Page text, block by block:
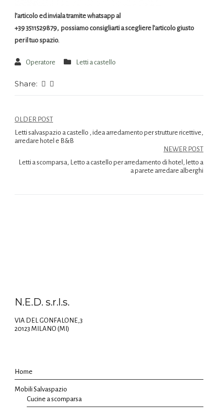
l’articolo ed inviala tramite whatsapp al
+39 3511529879, possiamo consigliarti a scegliere l’articolo giusto
per il tuo spazio.
Operatore Letti a castello
Share:
OLDER POST
Letti salvaspazio a castello , idea arredamento per strutture ricettive,
arredare hotel e B&B
NEWER POST
Letti a scomparsa, Letto a castello per arredamento di hotel, letto a
a parete arredare alberghi
N.E.D. s.r.l.s.
VIA DEL GONFALONE,3
20123 MILANO (MI)
Home
Mobili Salvaspazio
Cucine a scomparsa